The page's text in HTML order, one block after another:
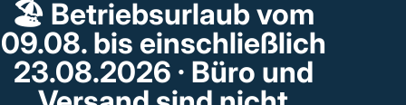
🏖️ Betriebsurlaub vom
09.08. bis einschließlich
23.08.2026 · Büro und